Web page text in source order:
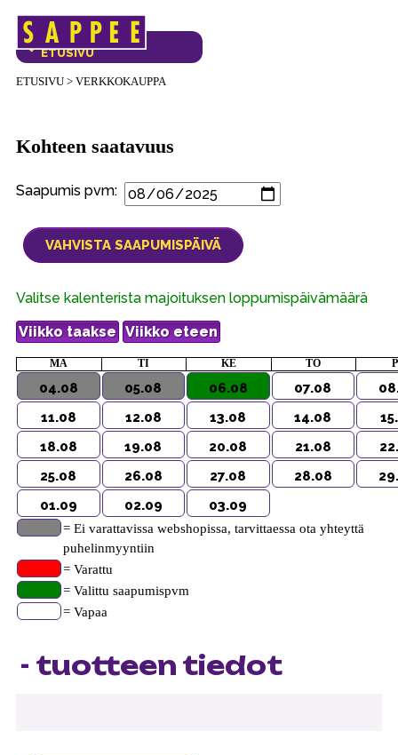
Päävalikko
ETUSIVU> VERKKOKAUPPA
VERKKOKAUPAN
ETUSIVU
Kohteen saatavuus
Saapumis pvm:
Valitse kalenterista majoituksen loppumispäivämäärä
MA TI KE TO
04.08 05.08 06.08 07.08
11.08
12.08 13.08 14.08
18.08
19.08 20.08 21.08
25.08
26.08 27.08 28.08
01.09
02.09 03.09
= Ei varattavissa webshopissa, tarvittaessa ota yhteyttä
puhelinmyyntiin
= Varattu
= Valittu saapumispvm
= Vapaa
- tuotteen tiedot